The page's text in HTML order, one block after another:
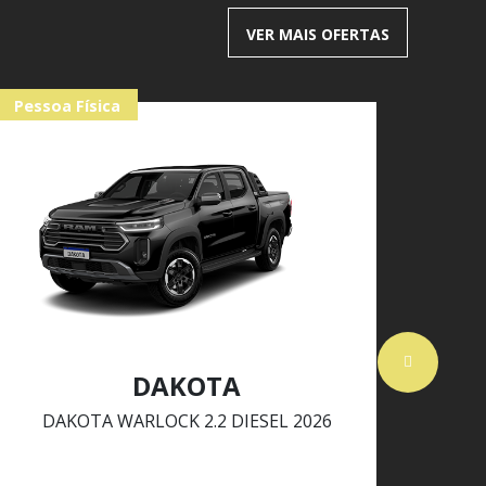
VER MAIS OFERTAS
DAKOTA
DAKOTA WARLOCK 2.2 DIESEL 2026
Pessoa Física